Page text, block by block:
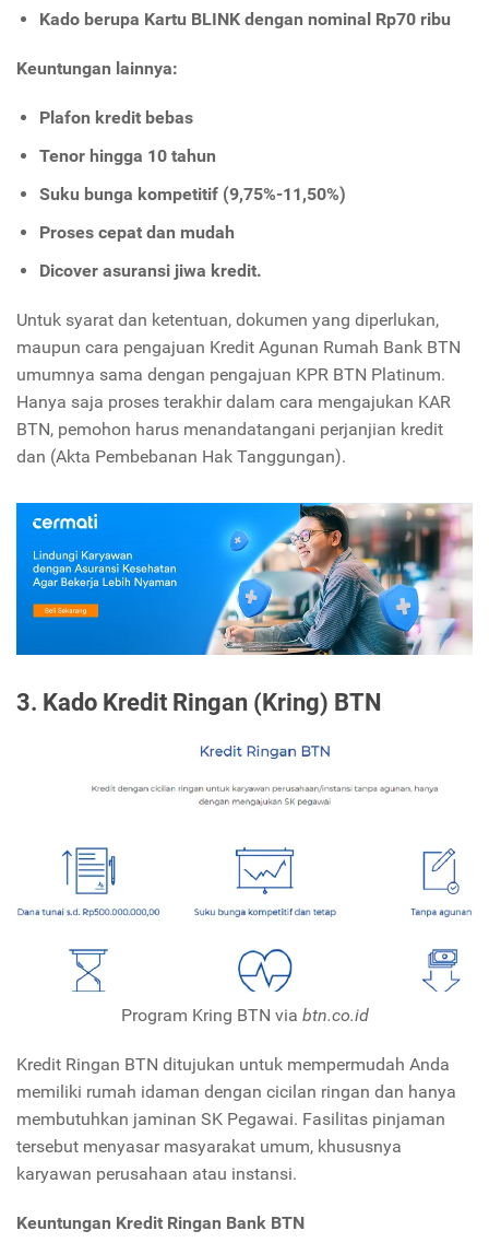
Kado berupa Kartu BLINK dengan nominal Rp70 ribu
Keuntungan lainnya:
Plafon kredit bebas
Tenor hingga 10 tahun
Suku bunga kompetitif (9,75%-11,50%)
Proses cepat dan mudah
Dicover asuransi jiwa kredit.
Untuk syarat dan ketentuan, dokumen yang diperlukan,
maupun cara pengajuan Kredit Agunan Rumah Bank BTN
umumnya sama dengan pengajuan KPR BTN Platinum.
Hanya saja proses terakhir dalam cara mengajukan KAR
BTN, pemohon harus menandatangani perjanjian kredit
dan (Akta Pembebanan Hak Tanggungan).
3. Kado Kredit Ringan (Kring) BTN
Program Kring BTN via btn.co.id
Kredit Ringan BTN ditujukan untuk mempermudah Anda
memiliki rumah idaman dengan cicilan ringan dan hanya
membutuhkan jaminan SK Pegawai. Fasilitas pinjaman
tersebut menyasar masyarakat umum, khususnya
karyawan perusahaan atau instansi.
Keuntungan Kredit Ringan Bank BTN